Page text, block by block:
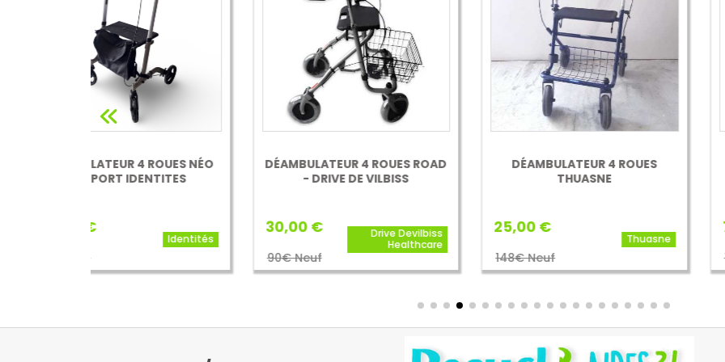
DÉAMBULATEUR 4 ROUES ROAD
- DRIVE DE VILBISS
Drive Devilbiss
DÉAMBULATEUR 4 ROUES
THUASNE
25,00 €
148€ Neuf
DÉAMBULATEUR 4 ROUES
FASHION IDENTITES